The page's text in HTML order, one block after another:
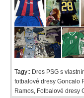
Tagy:: Dres PSG s
fotbalové dresy Goncalo
Ramos Fotbalové dresy